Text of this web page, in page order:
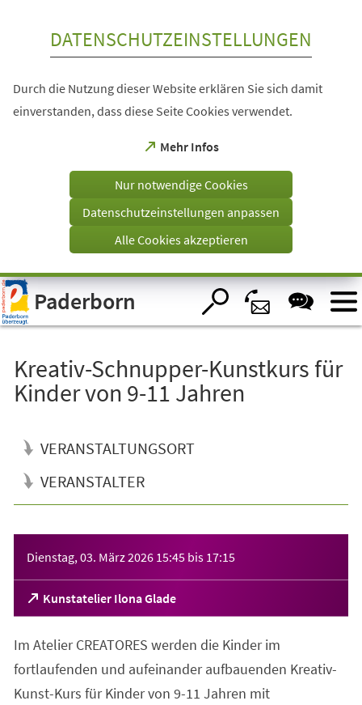
Visuelle
Assistenzsoftware
öffnen.
DATENSCHUTZEINSTELLUNGEN
Durch die Nutzung dieser Website erklären Sie sich damit
einverstanden, dass diese Seite Cookies verwendet.
Mehr Infos
(Öffnet
einem
Tab)
Nur notwendige Cookies
Datenschutzeinstellungen anpassen
Alle Cookies akzeptieren
Paderborn
Kreativ-Schnupper-Kunstkurs für
Kinder von 9-11 Jahren
VERANSTALTUNGSORT
VERANSTALTER
Dienstag, 03. März 2026 15:45 bis 17:15
Kunstatelier Ilona Glade
(Öffnet
in
neuen
Tab)
Im Atelier CREATORES werden die Kinder im
fortlaufenden und aufeinander aufbauenden Kreativ-
Kunst-Kurs für Kinder von 9-11 Jahren mit